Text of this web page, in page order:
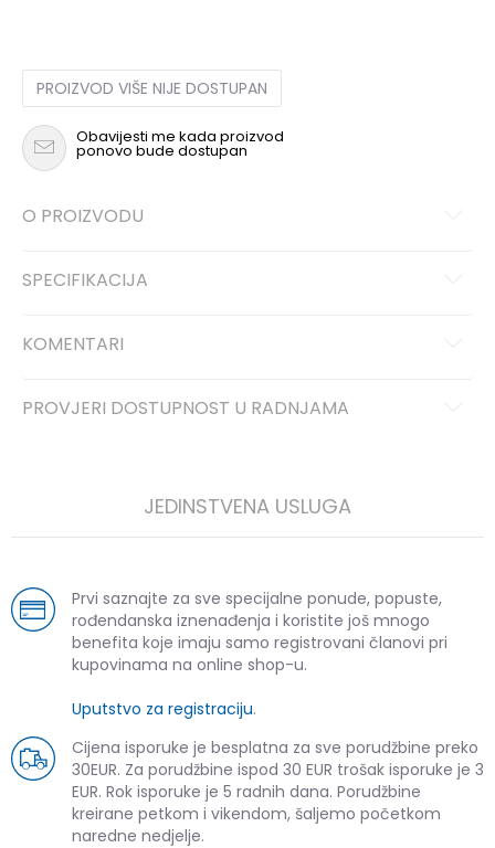
PROIZVOD VIŠE NIJE DOSTUPAN
Obavijesti me kada proizvod
ponovo bude dostupan
O PROIZVODU
SPECIFIKACIJA
KOMENTARI
PROVJERI DOSTUPNOST U RADNJAMA
JEDINSTVENA USLUGA
Prvi saznajte za sve specijalne ponude, popuste,
rođendanska iznenađenja i koristite još mnogo
benefita koje imaju samo registrovani članovi pri
kupovinama na online shop-u.
Uputstvo za registraciju.
Cijena isporuke je besplatna za sve porudžbine preko
30EUR. Za porudžbine ispod 30 EUR trošak isporuke je 3
EUR. Rok isporuke je 5 radnih dana. Porudžbine
kreirane petkom i vikendom, šaljemo početkom
naredne nedjelje.